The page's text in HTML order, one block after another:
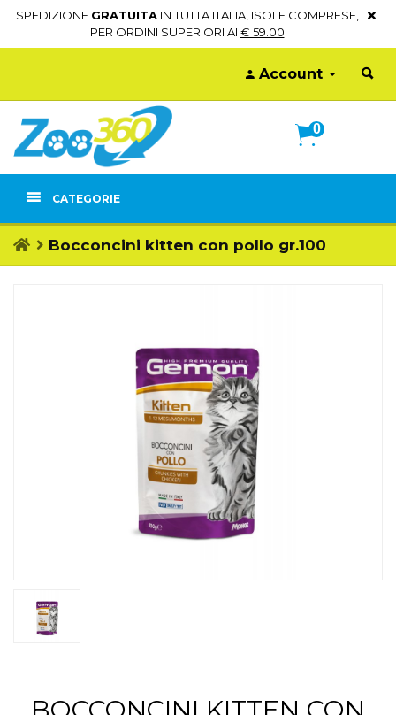
SPEDIZIONE GRATUITAIN TUTTA ITALIA, ISOLE COMPRESE,
PER ORDINI SUPERIORI AI € 59.00
Account
0
CATEGORIE
Bocconcini kitten con pollo gr.100